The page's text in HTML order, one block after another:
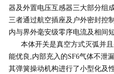
器及外置电压互感器三大部分组
三者通过航空插座及户外密封控
内与界外毫安级零序电流及相间
本体开关是真空方式灭弧并且
能优良,内部充入的SF6气体不泄
其弹簧操动机构进行了小型化及